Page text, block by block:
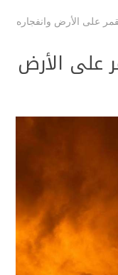
على الأرض وانفجاره
على الأرض